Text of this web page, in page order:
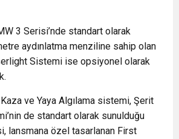
3 Serisi’nde standart olarak
aydınlatma menziline sahip olan
Sistemi ise opsiyonel olarak
ve Yaya Algılama sistemi, Şerit
de standart olarak sunulduğu
lansmana özel tasarlanan First